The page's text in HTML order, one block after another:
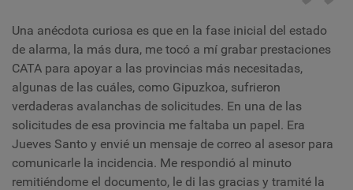
Una anécdota curiosa es que en la fase inicial del estado
de alarma, la más dura, me tocó a mí grabar prestaciones
CATA para apoyar a las provincias más necesitadas,
algunas de las cuáles, como Gipuzkoa, sufrieron
verdaderas avalanchas de solicitudes. En una de las
solicitudes de esa provincia me faltaba un papel. Era
Jueves Santo y envié un mensaje de correo al asesor para
comunicarle la incidencia. Me respondió al minuto
remitiéndome el documento, le di las gracias y tramité la